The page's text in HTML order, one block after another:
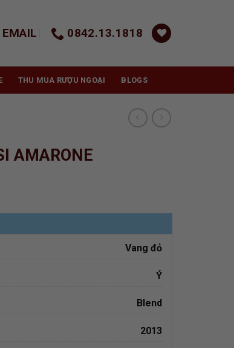
EMAIL 0842.13.1818
THU MUA RƯỢU NGOẠI BLOGS
AMARONE
Vang đỏ
Ý
Blend
2013